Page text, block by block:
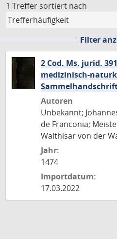
1 Treffer sortiert nach
Filter
2 Cod. Ms. jurid.
medizinisch-
Autoren
Unbekannt;
de Franconia;
Walthisar von der
Jahr:
1474
Importdatum:
17.03.2022